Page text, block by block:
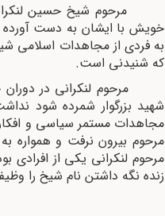
مرحوم شیخ حسین
خویش با ایشان به دست
به فردى از مجاهدات اسلامى
که شنیدنى است.
مرحوم لنکرانى در
شهید بزرگوار شمرده شود
مجاهدات مستمر سیاسى و
مرحوم بیرون نرفت و همواره
مرحوم لنکرانى یکى از
زنده نگه داشتن نام شیخ را